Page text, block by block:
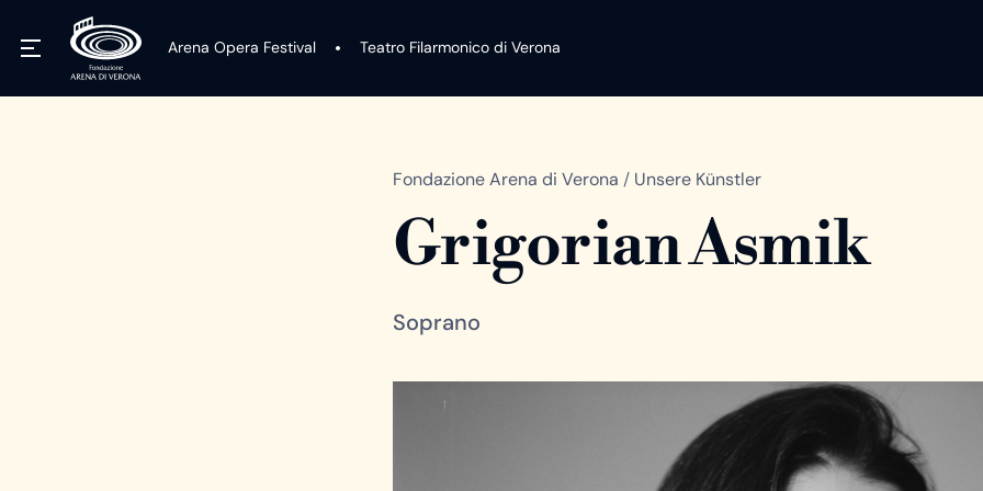
Arena Opera Festival Teatro Filarmonico di Verona
Fondazione Arena di Verona / Unsere Künstler
Grigorian Asmik
Soprano